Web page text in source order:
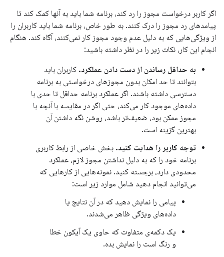
اگر کاربر درخواست مجوز را رد کند، برنامه شما باید به آنها کمک کند تا
پیامدهای رد مجوز را درک کنند. به طور خاص، برنامه شما باید کاربران را
از ویژگی‌هایی که به دلیل عدم وجود مجوز کار نمی‌کنند، آگاه کند. هنگام
انجام این کار، نکات زیر را در نظر داشته باشید:
به حداقل رساندن از دست دادن عملکرد. کاربران باید
بتوانند تا حد امکان بدون مجوزهای درخواستی به برنامه
دسترسی داشته باشند. اگر عملکرد برنامه حداقل تا حدی با
داده‌های موجود کار می‌کند، حتی اگر در مقایسه با آنچه با
مجوز ممکن بود، ضعیف‌تر باشد، روشن نگه داشتن آن
بهترین گزینه است.
توجه کاربر را هدایت کنید. بخش خاصی از رابط کاربری
برنامه خود را که به دلیل نداشتن مجوز لازم، عملکرد
محدودی دارد، برجسته کنید. نمونه‌هایی از کارهایی که
می‌توانید انجام دهید شامل موارد زیر است:
پیامی را نمایش دهید که در آن نتایج یا
داده‌های ویژگی ظاهر می‌شدند.
یک دکمه‌ی متفاوت که حاوی یک آیکون خطا
و رنگ است را نمایش بده.